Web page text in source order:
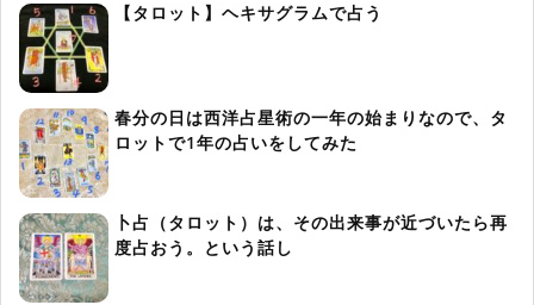
【タロット】ヘキサグラムで占う
春分の日は西洋占星術の一年の始まりなので、タ
ロットで1年の占いをしてみた
卜占（タロット）は、その出来事が近づいたら再
度占おう。という話し